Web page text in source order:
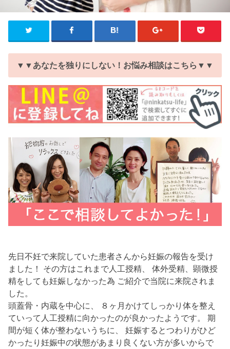
▼▼あなたを独りにしない！お悩み相談はこちら▼▼
先日不妊で来院していた患者さんから妊娠の報告を受け
ました！ その方はこれまで人工授精、 体外受精、顕微授
精をしても妊娠しなかった為 ご紹介で当院に来院されま
した。
頭蓋骨・内蔵を中心に、 ８ヶ月かけてしっかり体を整え
ていって人工授精に向かったのが良かったようです。 期
間が短く体が整わないうちに、 妊娠するとつわりがひど
かったり妊娠中の状態があまり良くない方が多いからで